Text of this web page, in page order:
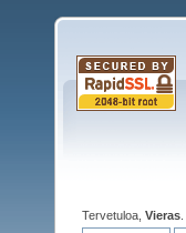
Tervetuloa, Vieras